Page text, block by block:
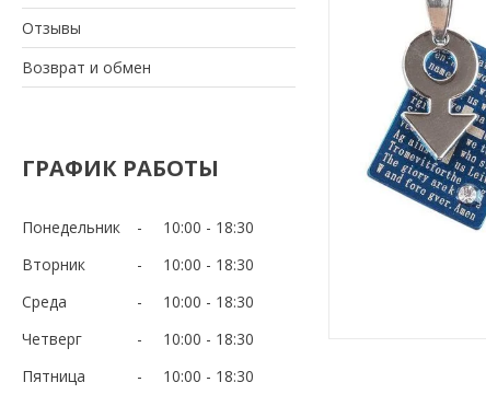
Отзывы
Возврат и обмен
ГРАФИК РАБОТЫ
Понедельник 10:00
18:30
Вторник
10:00
18:30
Среда
10:00
18:30
Четверг
10:00
18:30
Пятница
10:00
18:30